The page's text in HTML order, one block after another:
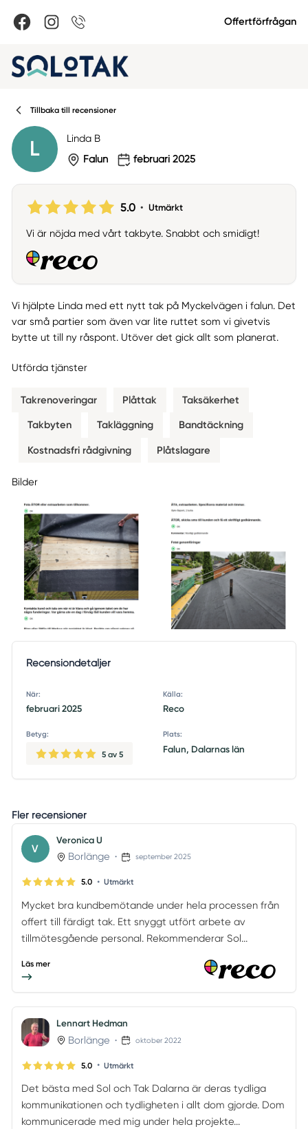
Offertförfrågan
Tillbaka till recensioner
L
Linda B
Falun
februari 2025
5.0 • Utmärkt
Vi är nöjda med vårt takbyte. Snabbt och smidigt!
Vi hjälpte Linda med ett nytt tak på Myckelvägen i falun. Det
var små partier som även var lite ruttet som vi givetvis
bytte ut till ny råspont. Utöver det gick allt som planerat.
Utförda tjänster
Takrenoveringar Plåttak Taksäkerhet
Takbyten Takläggning Bandtäckning
Kostnadsfri rådgivning Plåtslagare
Bilder
Recensiondetaljer
När:
februari 2025
Källa:
Reco
Betyg:
5av 5
Plats:
Falun, Dalarnas län
Fler recensioner
V
Veronica U
Borlänge • september 2025
5.0 • Utmärkt
Mycket bra kundbemötande under hela processen från
offert till färdigt tak. Ett snyggt utfört arbete av
tillmötesgående personal. Rekommenderar Sol...
Läs mer
Lennart Hedman
Borlänge • oktober 2022
5.0 • Utmärkt
Det bästa med Sol och Tak Dalarna är deras tydliga
kommunikationen och tydligheten i allt dom gjorde. Dom
kommunicerade med mig under hela projekte...